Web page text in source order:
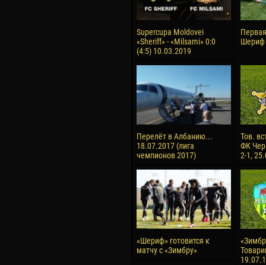
Supercupa Moldovei
«Sheriff» - «Milsami» 0:0
(4:5) 10.03.2019
Шериф
Перелёт в Албанию...
18.07.2017 (лига
чемпионов 2017)
Тов.
ФК
2-1,
«Шериф» готовится к
матчу с «Зимбру»